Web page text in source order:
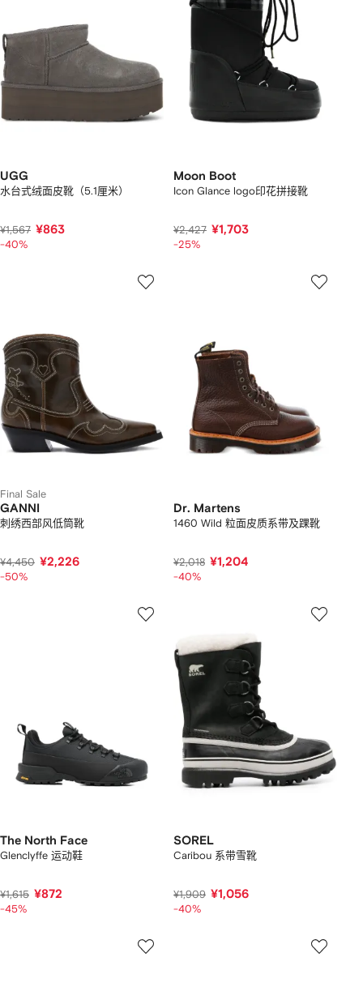
UGG
水台式绒面皮靴（5.1厘米）
¥1,567 ¥863
-40%
Moon Boot
Icon Glance logo印花拼接靴
¥2,427 ¥1,703
-25%
Final Sale
GANNI
刺绣西部风低筒靴
¥4,450 ¥2,226
-50%
Dr. Martens
1460 Wild 粒面皮质系带及踝靴
¥2,018 ¥1,204
-40%
The North Face
Glenclyffe 运动鞋
¥1,615 ¥872
-45%
SOREL
Caribou 系带雪靴
¥1,909 ¥1,056
-40%